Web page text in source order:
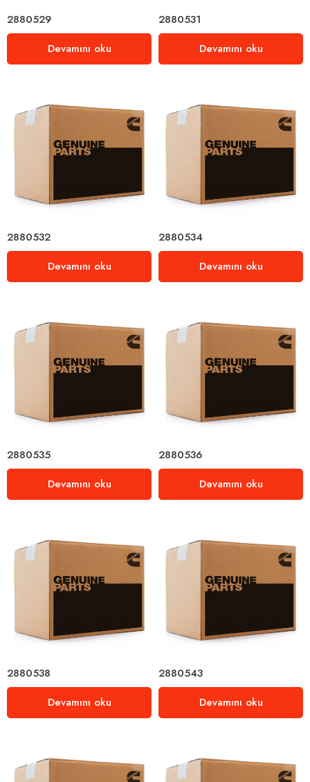
2880529
Devamını oku
2880531
Devamını oku
2880532
Devamını oku
2880534
Devamını oku
2880535
Devamını oku
2880536
Devamını oku
2880538
Devamını oku
2880543
Devamını oku